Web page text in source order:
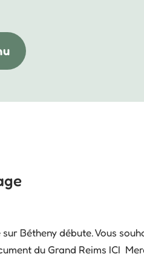
Bétheny débute. Vous
du Grand Reims ICI